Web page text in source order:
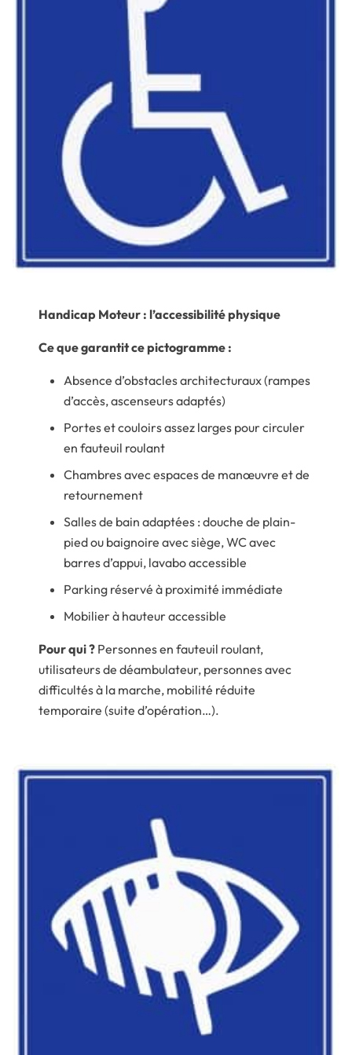
Handicap Moteur : l’accessibilité physique
Ce que garantit ce pictogramme :
Absence d’obstacles architecturaux (rampes
d’accès, ascenseurs adaptés)
Portes et couloirs assez larges pour circuler
en fauteuil roulant
Chambres avec espaces de manœuvre et de
retournement
Salles de bain adaptées : douche de plain-
pied ou baignoire avec siège, WC avec
barres d’appui, lavabo accessible
Parking réservé à proximité immédiate
Mobilier à hauteur accessible
Pour qui ? Personnes en fauteuil roulant,
utilisateurs de déambulateur, personnes avec
difficultés à la marche, mobilité réduite
temporaire (suite d’opération…).